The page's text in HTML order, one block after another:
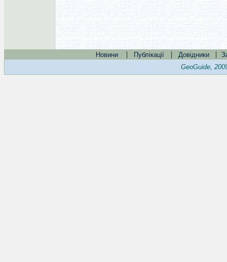
Новини | Публікації | Довідники |
GeoGuide,